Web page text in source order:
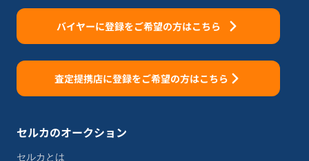
バイヤーに登録をご希望の方はこちら
査定提携店に登録をご希望の方はこちら
セルカのオークション
セルカとは